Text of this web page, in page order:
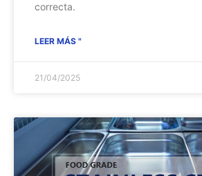
correcta.
LEER MÁS "
21/04/2025